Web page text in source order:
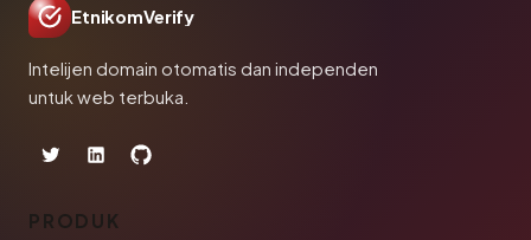
EtnikomVerify
Intelijen domain otomatis dan independen
untuk web terbuka.
PRODUK